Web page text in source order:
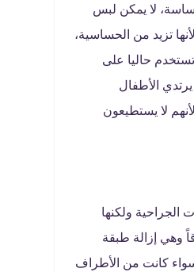
لا يمكن لبس
تزيد من الحساسية،
حاليا على
الأطفال
لا يستطيعون
الجراحية ولكنها
وهي إزالة طبقة
كانت من الأطراف